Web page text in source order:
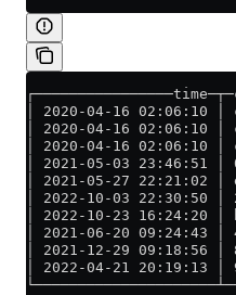
│ 2020-04-16
│ 2020-04-16
│ 2020-04-16
│ 2021-05-03
│ 2021-05-27
│ 2022-10-03
│ 2022-10-23
│ 2021-06-20
│ 2021-12-29
│ 2022-04-21